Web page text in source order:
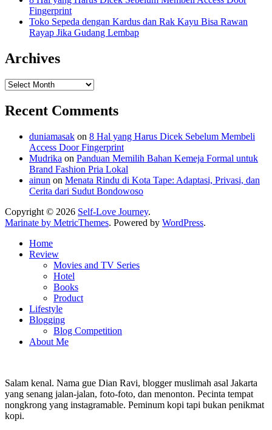
Fingerprint
Toko Sepeda dengan Kardus dan Rak Kayu Bisa Rawan
Rayap Jika Gudang Lembap
Archives
Archives
Recent Comments
duniamasak on 8 Hal yang Harus Dicek Sebelum Membeli
Access Door Fingerprint
Mudrika on Panduan Memilih Bahan Kemeja Formal untuk
Brand Fashion Pria Lokal
ainun on Menata Rindu di Kota Tape: Adaptasi, Privasi, dan
Cerita dari Sudut Bondowoso
Copyright © 2026 Self-Love Journey.
Marinate by MetricThemes. Powered by WordPress.
Home
Review
Movies and TV Series
Hotel
Books
Product
Lifestyle
Blogging
Blog Competition
About Me
Salam kenal. Nama gue Dian Ravi, blogger muslimah asal Jakarta
yang senang jalan-jalan, foto-foto, dan menonton. Pecinta tempat
nongkrong yang instagramable. Peminum kopi tapi bukan penikmat
kopi.